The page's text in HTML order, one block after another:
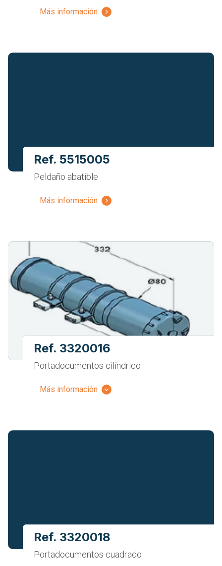
Más información
Ref. 5515005
Peldaño abatible
Más información
Ref. 3320016
Portadocumentos cilíndrico
Más información
Ref. 3320018
Portadocumentos cuadrado